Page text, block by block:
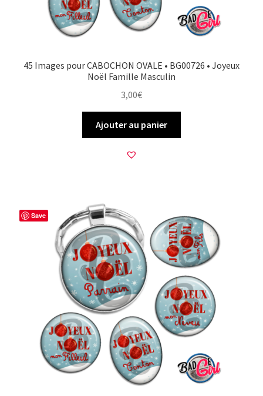
45 Images pour CABOCHON OVALE • BG00726 • Joyeux
Noël Famille Masculin
3,00€
Ajouter au panier
Save